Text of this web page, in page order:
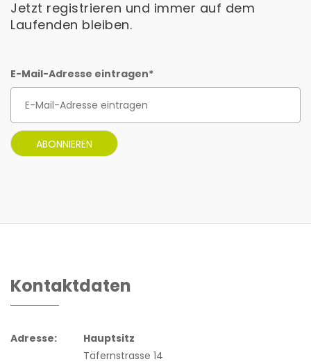
Jetzt registrieren und immer auf dem
Laufenden bleiben.
E-Mail-Adresse eintragen*
Kontaktdaten
Adresse:
Hauptsitz
Täfernstrasse 14